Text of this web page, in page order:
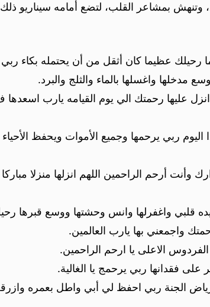
بمشاعر القلب، لتضع أمامه سيناريو ذلك
عظيما كان أثقل من أن يحتمله بكاء ربي
مدخلها واغسلها بالماء والثلج والبرد.
عليها رحمتك الي يوم القيامه يارب اسعدها
ربي يرحمها وجميع الأموات ويحفظ
أرحم الراحمين اللهم انزلها منزلا مباركا
قلبي واغفرلها وانس وحشتها ووسع قبرها
واجمعني بها يارب العالمين.
الاعلى يا ارحم الراحمين.
فقدانها ربي يرحمج يا الغالية.
رياض الجنة ربي احفظ لي أبي واطل بعمره